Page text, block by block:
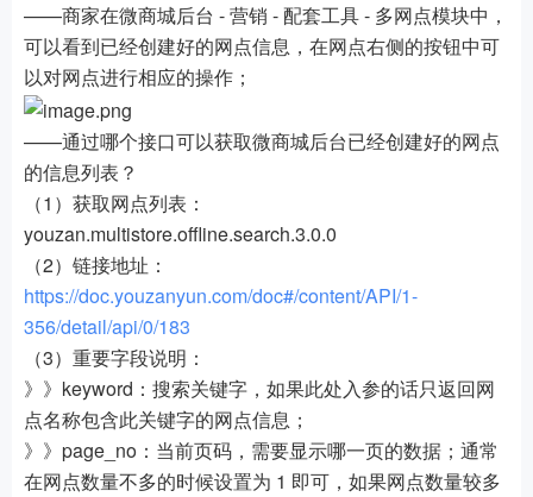
——商家在微商城后台 - 营销 - 配套工具 - 多网点模块中，
可以看到已经创建好的网点信息，在网点右侧的按钮中可
以对网点进行相应的操作；
——通过哪个接口可以获取微商城后台已经创建好的网点
的信息列表？
（1）获取网点列表：
youzan.multistore.offline.search.3.0.0
（2）链接地址：
https://doc.youzanyun.com/doc#/content/API/1-
356/detail/api/0/183
（3）重要字段说明：
》》keyword：搜索关键字，如果此处入参的话只返回网
点名称包含此关键字的网点信息；
》》page_no：当前页码，需要显示哪一页的数据；通常
在网点数量不多的时候设置为 1 即可，如果网点数量较多